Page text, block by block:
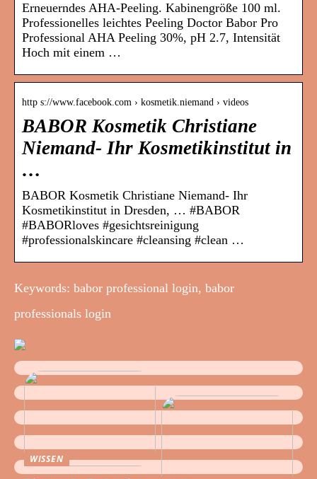
Erneuerndes AHA-Peeling. Kabinengröße 100 ml.
Professionelles leichtes Peeling Doctor Babor Pro
Professional AHA Peeling 30%, pH 2.7, Intensität
Hoch mit einem …
http s://www.facebook.com › kosmetik.niemand › videos
BABOR Kosmetik Christiane
Niemand- Ihr Kosmetikinstitut in
…
BABOR Kosmetik Christiane Niemand- Ihr
Kosmetikinstitut in Dresden, … #BABOR
#BABORloves #gesichtsreinigung
#professionalskincare #cleansing #clean …
Keywords: babor professional login, babor
professionals login
WISSEN